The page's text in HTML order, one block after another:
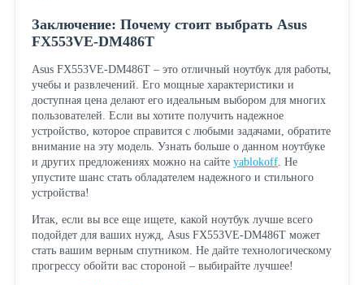
Заключение: Почему стоит выбрать Asus
FX553VE-DM486T
Asus FX553VE-DM486T – это отличный ноутбук для работы,
учебы и развлечений. Его мощные характеристики и
доступная цена делают его идеальным выбором для многих
пользователей. Если вы хотите получить надежное
устройство, которое справится с любыми задачами, обратите
внимание на эту модель. Узнать больше о данном ноутбуке
и других предложениях можно на сайте yablokoff. Не
упустите шанс стать обладателем надежного и стильного
устройства!
Итак, если вы все еще ищете, какой ноутбук лучше всего
подойдет для ваших нужд, Asus FX553VE-DM486T может
стать вашим верным спутником. Не дайте технологическому
прогрессу обойти вас стороной – выбирайте лучшее!